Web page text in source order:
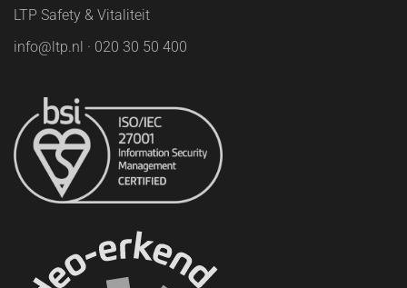
LTP Safety & Vitaliteit
info@ltp.nl · 020 30 50 400